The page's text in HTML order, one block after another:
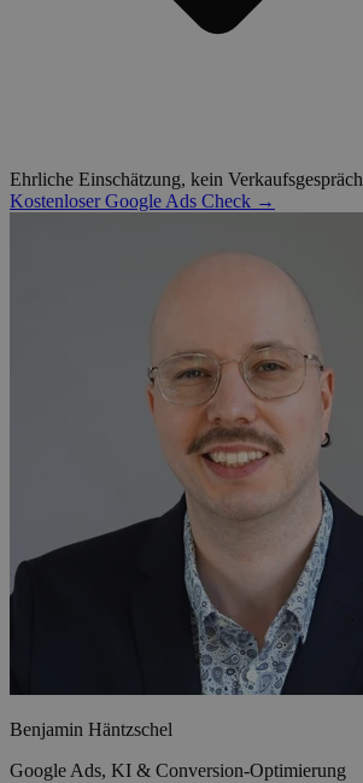
Ehrliche Einschätzung, kein Verkaufsgespräch
Kostenloser Google Ads Check →
Benjamin Häntzschel
Google Ads, KI & Conversion-Optimierung